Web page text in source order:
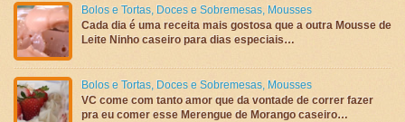
Bolos e Tortas, Doces e Sobremesas, Mousses
Cada dia é uma receita mais gostosa que a outra Mousse de
Leite Ninho caseiro para dias especiais…
Bolos e Tortas, Doces e Sobremesas, Mousses
VC come com tanto amor que da vontade de correr fazer
pra eu comer esse Merengue de Morango caseiro…